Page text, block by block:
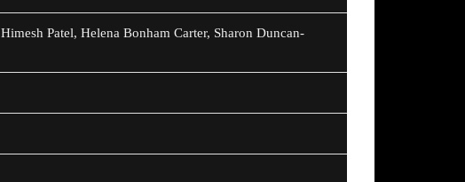
Patel, Helena Bonham Carter, Sharon Duncan-